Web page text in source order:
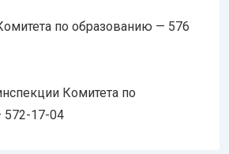
по образованию — 576
Комитета по
572-17-04